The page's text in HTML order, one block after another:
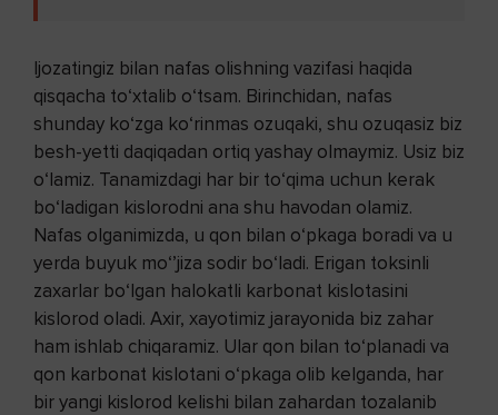
Ijozatingiz bilan nafas olishning vazifasi haqida
qisqacha to‘xtalib o‘tsam. Birinchidan, nafas
shunday ko‘zga ko‘rinmas ozuqaki, shu ozuqasiz biz
besh-yetti daqiqadan ortiq yashay olmaymiz. Usiz biz
o‘lamiz. Tanamizdagi har bir to‘qima uchun kerak
bo‘ladigan kislorodni ana shu havodan olamiz.
Nafas olganimizda, u qon bilan o‘pkaga boradi va u
yerda buyuk mo‘’jiza sodir bo‘ladi. Erigan toksinli
zaxarlar bo‘lgan halokatli karbonat kislotasini
kislorod oladi. Axir, xayotimiz jarayonida biz zahar
ham ishlab chiqaramiz. Ular qon bilan to‘planadi va
qon karbonat kislotani o‘pkaga olib kelganda, har
bir yangi kislorod kelishi bilan zahardan tozalanib